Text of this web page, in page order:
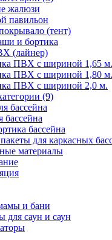
жалюзи
павильон
(тент)
и бортика
(лайнер)
ПВХ с шириной 1,65 м.
ПВХ с шириной 1,80 м.
ПВХ с шириной 2,0 м.
(9)
бассейна
бассейна
бассейна
для каркасных
материалы
и бани
для саун и саун